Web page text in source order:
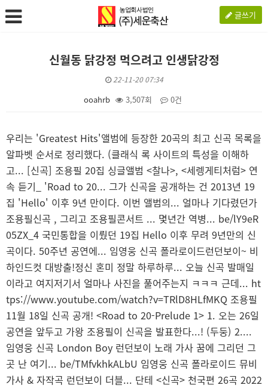
글쓰기
신월동 닭강정 먹으려고 인생닭강정
22-11-20 07:34
ooahrb 3,507회 0건
우리는 'Greatest Hits'앨범에 등장한 20곡의 최고 신곡 목록을
알파벳 순서로 정리했다. (클래식 록 사이트의 특성을 이해하
고... [신곡] 조용필 20집 싱글앨범 <찰나>, <세렝게티처럼> 연
속 듣기_ 'Road to 20... 그가 신곡을 공개하는 건 2013년 19
집 'Hello' 이후 9년 만이다. 이번 앨범의... 얼마나 기다렸던가
조용필신곡 , 그리고 조용필콘서트 ... 몇년간 역병... be/lY9eR
05ZX_4 국민통합을 이뤘던 19집 Hello 이후 무려 9년만의 신
곡이다. 50주년 공연에... 임영웅 신곡 폴라로이드런던보이~ 비
하인드컷 대방출!정신 혼미 정말 하루하루... 오늘 신곡 발매일
이라고 여지저기서 얼마나 사진을 풀어주는지 ㅋㅋㅋ 근데... ht
tps://www.youtube.com/watch?v=TRlD8HLfMKQ 조용필
11월 18일 신곡 공개! <Road to 20-Prelude 1> 1. 오는 26일
공연을 앞두고 가왕 조용필이 신곡을 발표한다...! (두둥) 2....
임영웅 신곡 London Boy 런던보이 노래 가사 꿈에 그리던 그
곳 난 여기... be/TMfvkhkALbU 임영웅 신곡 폴라로이드 뮤비
가사 & 자작곡 런던보이 더블... 단테 <신곡> 천국편 26곡 2022